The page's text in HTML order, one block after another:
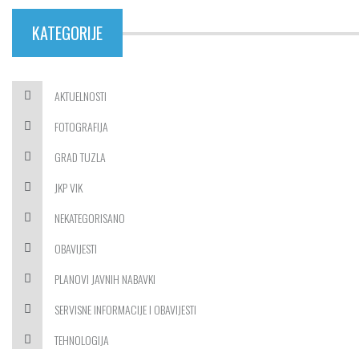
KATEGORIJE
AKTUELNOSTI
FOTOGRAFIJA
GRAD TUZLA
JKP VIK
NEKATEGORISANO
OBAVIJESTI
PLANOVI JAVNIH NABAVKI
SERVISNE INFORMACIJE I OBAVIJESTI
TEHNOLOGIJA